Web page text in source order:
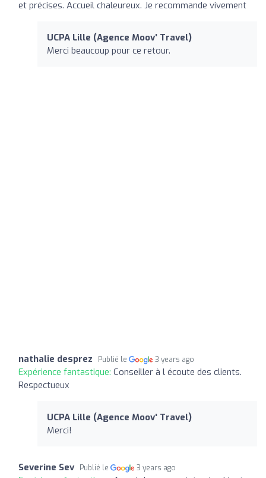
et précises. Accueil chaleureux. Je recommande vivement
UCPA Lille (Agence Moov' Travel)
Merci beaucoup pour ce retour.
nathalie desprez Publié le 3 years ago
Expérience fantastique: Conseiller à l écoute des clients.
Respectueux
UCPA Lille (Agence Moov' Travel)
Merci!
Severine Sev Publié le 3 years ago